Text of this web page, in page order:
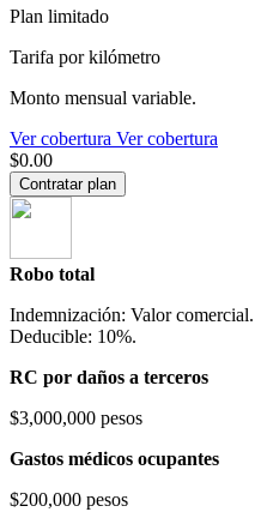
Plan limitado
Tarifa por kilómetro
Monto mensual variable.
Ver cobertura Ver cobertura
$0.00
Contratar plan
Robo total
Indemnización: Valor comercial.
Deducible: 10%.
RC por daños a terceros
$3,000,000 pesos
Gastos médicos ocupantes
$200,000 pesos